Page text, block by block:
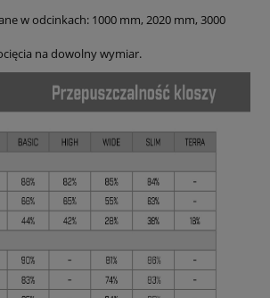
w odcinkach: 1000 mm, 2020 mm, 3000
na dowolny wymiar.